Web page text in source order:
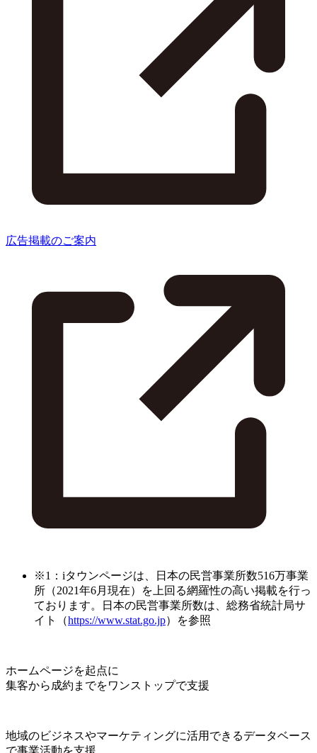
広告掲載のご案内
※1：iタウンページは、日本の民営事業所数516万事業
所（2021年6月現在）を上回る網羅性の高い掲載を行っ
ております。日本の民営事業所数は、総務省統計局サ
イト（https://www.stat.go.jp）を参照
ホームページを起点に
集客から成約までをワンストップで支援
地域のビジネスやマーケティングに活用できるデータベース
で事業活動を支援